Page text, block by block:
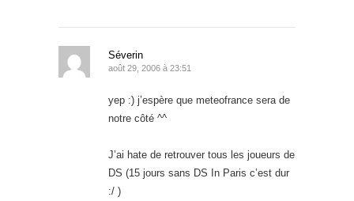
Séverin
août 29, 2006 à 23:51
yep :) j’espère que meteofrance sera de
notre côté ^^
J’ai hate de retrouver tous les joueurs de
DS (15 jours sans DS In Paris c’est dur
:/ )